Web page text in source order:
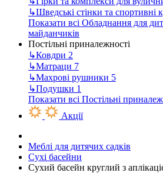
↳Шведські стінки та спортивні
Показати всі Обладнання для
майданчиків
Постільні приналежності
↳Ковдри 2
↳Матраци 7
↳Махрові рушники 5
↳Подушки 1
Показати всі Постільні
Акції
Меблі для дитячих садків
Сухі басейни
Сухий басейн круглий з